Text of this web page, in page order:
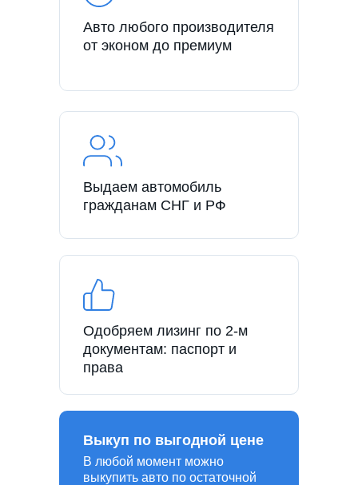
Авто любого производителя
от эконом до премиум
Выдаем автомобиль
гражданам СНГ и РФ
Одобряем лизинг по 2-м
документам: паспорт и
права
В любой момент можно
выкупить авто по остаточной
Выкуп по выгодной цене